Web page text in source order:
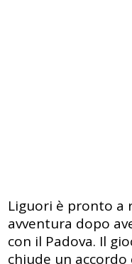
Liguori è pronto a
avventura dopo
con il Padova. Il
chiude un